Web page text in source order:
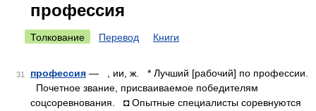
профессия
Толкование Перевод Книги
31 профессия — , ии, ж. * Лучший [рабочий] по профессии.
Почетное звание, присваиваемое победителям
соцсоревнования. ◘ Опытные специалисты соревнуются